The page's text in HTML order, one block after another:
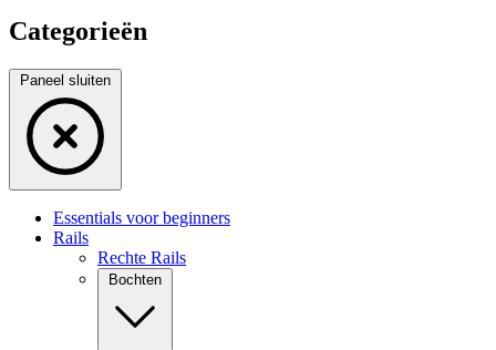
Categorieën
Paneel sluiten
Essentials voor beginners
Rails
Rechte Rails
Bochten